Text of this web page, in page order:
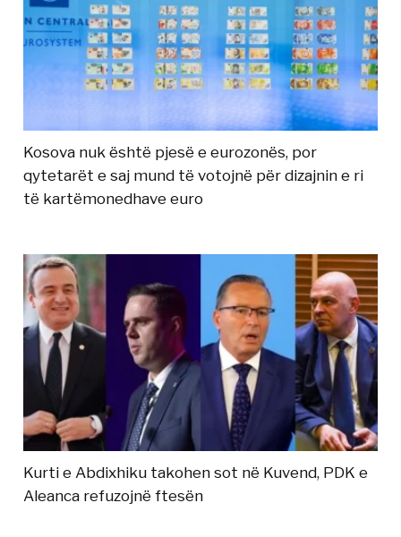
Kosova nuk është pjesë e eurozonës, por
qytetarët e saj mund të votojnë për dizajnin e ri
të kartëmonedhave euro
Kurti e Abdixhiku takohen sot në Kuvend, PDK e
Aleanca refuzojnë ftesën